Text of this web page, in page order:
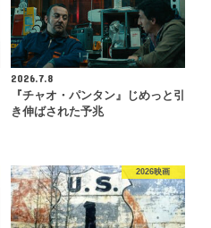
2026.7.8
『チャオ・パンタン』じめっと引
き伸ばされた予兆
2026映画